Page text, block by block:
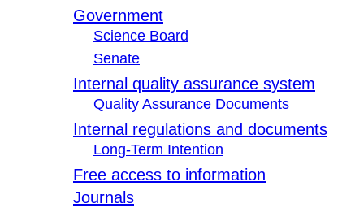
Government
Science Board
Senate
Internal quality assurance system
Quality Assurance Documents
Internal regulations and documents
Long-Term Intention
Free access to information
Journals